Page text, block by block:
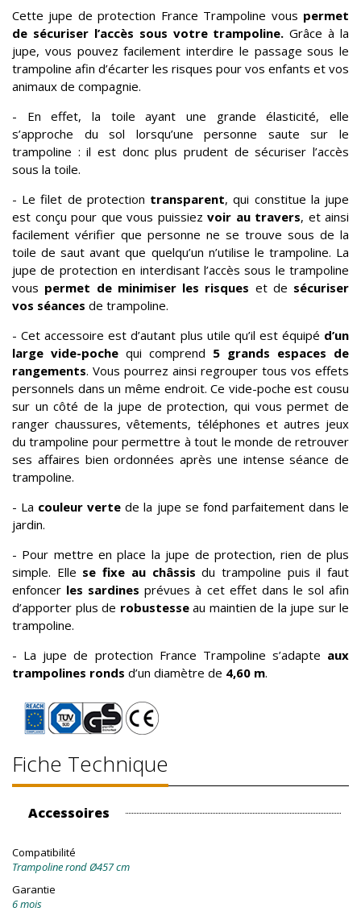
Cette jupe de protection France Trampoline vous permet
de sécuriser l’accès sous votre trampoline. Grâce à la
jupe, vous pouvez facilement interdire le passage sous le
trampoline afin d’écarter les risques pour vos enfants et vos
animaux de compagnie.
- En effet, la toile ayant une grande élasticité, elle
s’approche du sol lorsqu’une personne saute sur le
trampoline : il est donc plus prudent de sécuriser l’accès
sous la toile.
- Le filet de protection transparent, qui constitue la jupe
est conçu pour que vous puissiez voir au travers, et ainsi
facilement vérifier que personne ne se trouve sous de la
toile de saut avant que quelqu’un n’utilise le trampoline. La
jupe de protection en interdisant l’accès sous le trampoline
vous permet de minimiser les risques et de sécuriser
vos séances de trampoline.
- Cet accessoire est d’autant plus utile qu’il est équipé d’un
large vide-poche qui comprend 5 grands espaces de
rangements. Vous pourrez ainsi regrouper tous vos effets
personnels dans un même endroit. Ce vide-poche est cousu
sur un côté de la jupe de protection, qui vous permet de
ranger chaussures, vêtements, téléphones et autres jeux
du trampoline pour permettre à tout le monde de retrouver
ses affaires bien ordonnées après une intense séance de
trampoline.
- La couleur verte de la jupe se fond parfaitement dans le
jardin.
- Pour mettre en place la jupe de protection, rien de plus
simple. Elle se fixe au châssis du trampoline puis il faut
enfoncer les sardines prévues à cet effet dans le sol afin
d’apporter plus de robustesse au maintien de la jupe sur le
trampoline.
- La jupe de protection France Trampoline s’adapte aux
trampolines ronds d’un diamètre de 4,60 m.
Fiche Technique
Accessoires
Compatibilité
Trampoline rond Ø457 cm
Garantie
6 mois